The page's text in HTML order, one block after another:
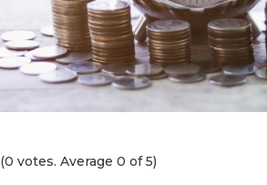
(0 votes. Average 0 of 5)